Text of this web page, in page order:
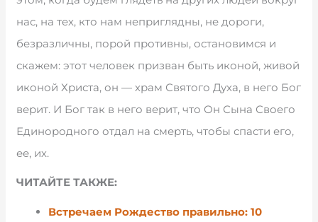
нас, на тех, кто нам неприглядны, не дороги,
безразличны, порой противны, остановимся и
скажем: этот человек призван быть иконой, живой
иконой Христа, он — храм Святого Духа, в него Бог
верит. И Бог так в него верит, что Он Сына Своего
Единородного отдал на смерть, чтобы спасти его,
ее, их.
ЧИТАЙТЕ ТАКЖЕ:
Встречаем Рождество правильно: 10